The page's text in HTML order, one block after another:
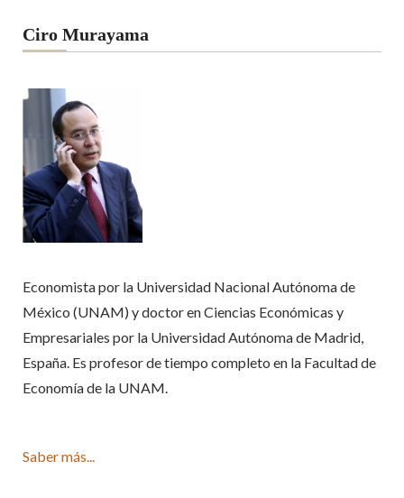
Ciro Murayama
Economista por la Universidad Nacional Autónoma de
México (UNAM) y doctor en Ciencias Económicas y
Empresariales por la Universidad Autónoma de Madrid,
España. Es profesor de tiempo completo en la Facultad de
Economía de la UNAM.
Saber más...